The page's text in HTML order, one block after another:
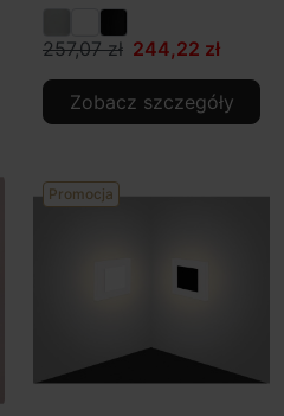
257,07 zł 244,22 zł
Zobacz szczegóły
Promocja